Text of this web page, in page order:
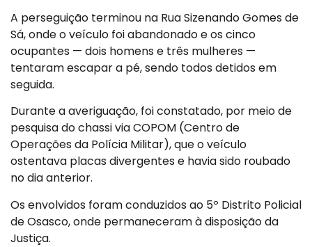
A perseguição terminou na Rua Sizenando Gomes de
Sá, onde o veículo foi abandonado e os cinco
ocupantes — dois homens e três mulheres —
tentaram escapar a pé, sendo todos detidos em
seguida.
Durante a averiguação, foi constatado, por meio de
pesquisa do chassi via COPOM (Centro de
Operações da Polícia Militar), que o veículo
ostentava placas divergentes e havia sido roubado
no dia anterior.
Os envolvidos foram conduzidos ao 5º Distrito Policial
de Osasco, onde permaneceram à disposição da
Justiça.